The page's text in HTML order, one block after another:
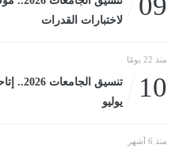
لاختبارات القدرات
منذ 22 يومًا
10
يوليو
منذ 6 أشهر